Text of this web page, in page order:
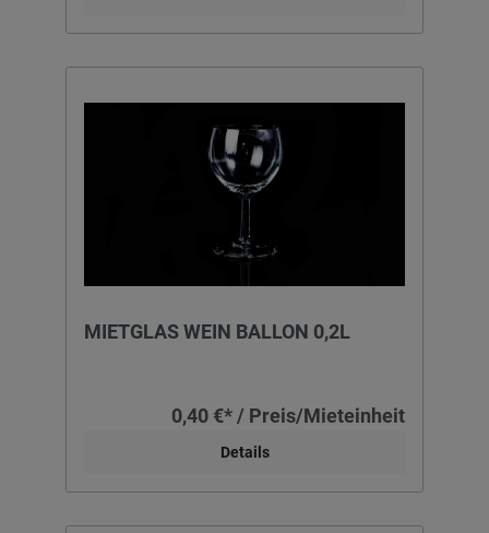
MIETGLAS WEIN BALLON 0,2L
0,40 €* / Preis/Mieteinheit
Details